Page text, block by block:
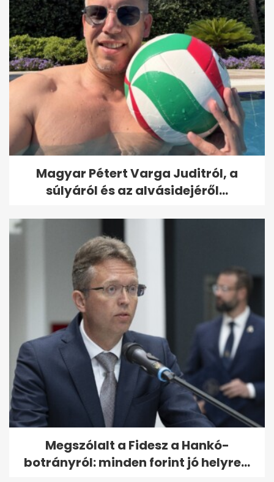
Magyar Pétert Varga Juditról, a
súlyáról és az alvásidejéről...
Megszólalt a Fidesz a Hankó-
botrányról: minden forint jó helyre...